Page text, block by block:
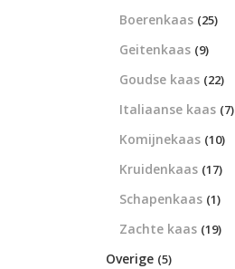
Boerenkaas (25)
Geitenkaas (9)
Goudse kaas (22)
Italiaanse kaas (7)
Komijnekaas (10)
Kruidenkaas (17)
Schapenkaas (1)
Zachte kaas (19)
Overige (5)